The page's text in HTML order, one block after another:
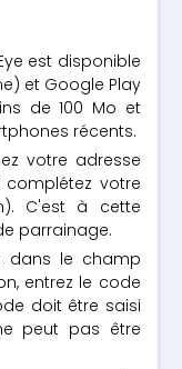
est disponible
et Google Play
de 100 Mo et
récents.
votre adresse
votre
C'est à cette
parrainage.
: dans le champ
entrez le code
doit être saisi
peut pas être